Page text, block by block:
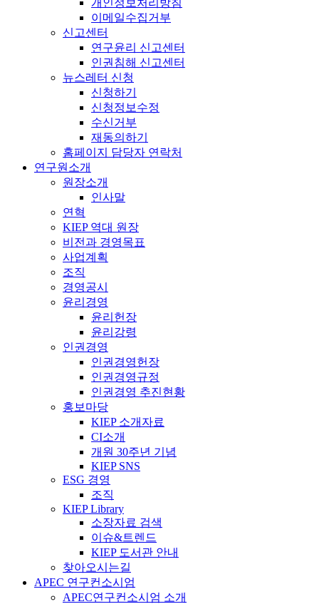
이메일수집거부
신고센터
연구윤리 신고센터
인권침해 신고센터
뉴스레터 신청
신청하기
신청정보수정
수신거부
재동의하기
홈페이지 담당자 연락처
연구원소개
원장소개
인사말
연혁
KIEP 역대 원장
비전과 경영목표
사업계획
조직
경영공시
윤리경영
윤리헌장
윤리강령
인권경영
인권경영헌장
인권경영규정
인권경영 추진현황
홍보마당
KIEP 소개자료
CI소개
개원 30주년 기념
KIEP SNS
ESG 경영
조직
KIEP Library
소장자료 검색
이슈&트렌드
KIEP 도서관 안내
찾아오시는길
APEC 연구컨소시엄
APEC연구컨소시엄 소개